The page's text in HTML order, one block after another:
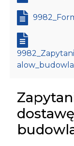
Zapytanie ofertowe na